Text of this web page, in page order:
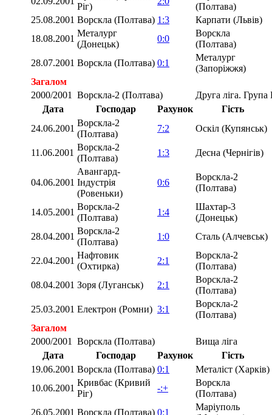
Ріг)
(Полтава)
25.08.2001 Ворскла (Полтава) 1:3
Карпати (Львів)
18.08.2001
Металург
(Донецьк)
0:0
Ворскла
(Полтава)
28.07.2001 Ворскла (Полтава) 0:1
Металург
(Запоріжжя)
Загалом
2000/2001
Ворскла-2 (Полтава)
Друга ліга. Група
Дата
Господар Рахунок
Гість
24.06.2001
Ворскла-2
(Полтава)
7:2 Оскіл (Купянськ)
11.06.2001
Ворскла-2
(Полтава)
1:3 Десна (Чернігів)
04.06.2001
Авангард-
Індустрія
(Ровеньки)
0:6
Ворскла-2
(Полтава)
14.05.2001
Ворскла-2
(Полтава)
1:4
Шахтар-3
(Донецьк)
28.04.2001
Ворскла-2
(Полтава)
1:0 Сталь (Алчевськ)
22.04.2001
Нафтовик
(Охтирка)
2:1
Ворскла-2
(Полтава)
08.04.2001 Зоря (Луганськ) 2:1
Ворскла-2
(Полтава)
25.03.2001 Електрон (Ромни) 3:1
Ворскла-2
(Полтава)
Загалом
2000/2001
Ворскла (Полтава)
Вища ліга
Дата
Господар Рахунок
Гість
19.06.2001 Ворскла (Полтава) 0:1
Металіст (Харків)
10.06.2001
Кривбас (Кривий
Ріг)
-:+
Ворскла
(Полтава)
26.05.2001 Ворскла (Полтава) 0:1
Маріуполь